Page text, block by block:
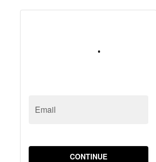
Email
CONTINUE